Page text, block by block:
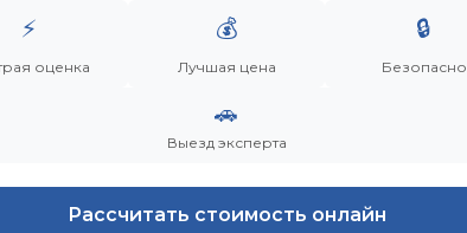
⚡
оценка
💰
Лучшая цена
🔒
Безопасно
🚗
Выезд эксперта
Рассчитать стоимость онлайн